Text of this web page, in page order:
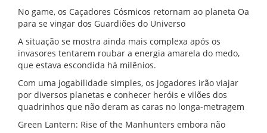
No game, os Caçadores Cósmicos retornam ao planeta Oa
para se vingar dos Guardiões do Universo
A situação se mostra ainda mais complexa após os
invasores tentarem roubar a energia amarela do medo,
que estava escondida há milênios.
Com uma jogabilidade simples, os jogadores irão viajar
por diversos planetas e conhecer heróis e vilões dos
quadrinhos que não deram as caras no longa-metragem
Green Lantern: Rise of the Manhunters embora não